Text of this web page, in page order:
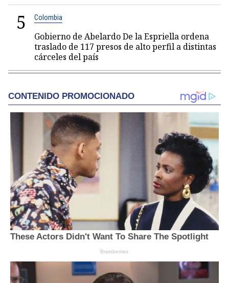
5 Colombia
Gobierno de Abelardo De la Espriella ordena
traslado de 117 presos de alto perfil a distintas
cárceles del país